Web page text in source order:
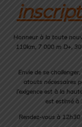
Honneur à la toute
110km, 7 000 m D+,
Envie de se
atouts nécessaires
l’exigence est à la
est estimé à
Rendez-vous à